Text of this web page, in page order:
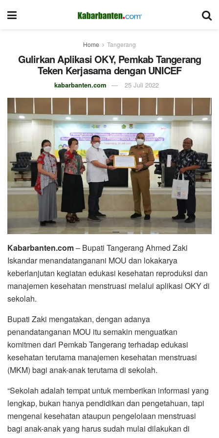
Home Tangerang
Gulirkan Aplikasi OKY, Pemkab Tangerang
Teken Kerjasama dengan UNICEF
kabarbanten.com 25 Juli 2022
Kabarbanten.com– Bupati Tangerang Ahmed Zaki
Iskandar menandatanganani MOU dan lokakarya
keberlanjutan kegiatan edukasi kesehatan reproduksi dan
manajemen kesehatan menstruasi melalui aplikasi OKY di
sekolah.
Bupati Zaki mengatakan, dengan adanya
penandatanganan MOU itu semakin menguatkan
komitmen dari Pemkab Tangerang terhadap edukasi
kesehatan terutama manajemen kesehatan menstruasi
(MKM) bagi anak-anak terutama di sekolah.
“Sekolah adalah tempat untuk memberikan informasi yang
lengkap, bukan hanya pendidikan dan pengetahuan, tapi
mengenai kesehatan ataupun pengelolaan menstruasi
bagi anak-anak yang harus sudah mulai dilakukan di